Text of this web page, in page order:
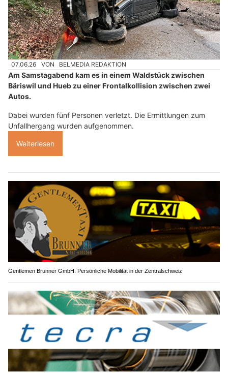
07.06.26 VON BELMEDIA REDAKTION
Am Samstagabend kam es in einem Waldstück zwischen
Bäriswil und Hueb zu einer Frontalkollision zwischen zwei
Autos.
Dabei wurden fünf Personen verletzt. Die Ermittlungen zum
Unfallhergang wurden aufgenommen.
Weiterlesen
Gentlemen Brunner GmbH: Persönliche Mobilität in der Zentralschweiz